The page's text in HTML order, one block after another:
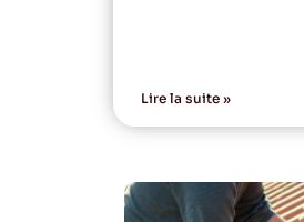
Lire la suite »